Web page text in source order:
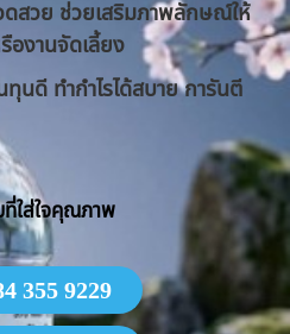
ดสวย ช่วยเสริมภาพลักษณ์ให้
องานจัดเลี้ยง
นดี ทำกำไรได้สบาย การันตี
ที่ใส่ใจคุณภาพ
355 9229